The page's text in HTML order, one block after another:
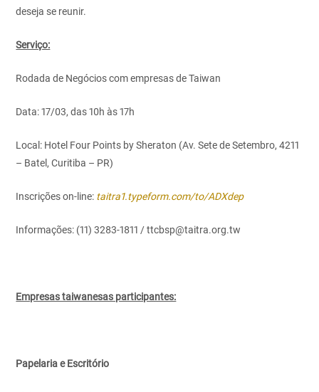
deseja se reunir.
Serviço:
Rodada de Negócios com empresas de Taiwan
Data: 17/03, das 10h às 17h
Local: Hotel Four Points by Sheraton (Av. Sete de Setembro, 4211
– Batel, Curitiba – PR)
Inscrições on-line: taitra1.typeform.com/to/ADXdep
Informações: (11) 3283-1811 / ttcbsp@taitra.org.tw
Empresas taiwanesas participantes:
Papelaria e Escritório